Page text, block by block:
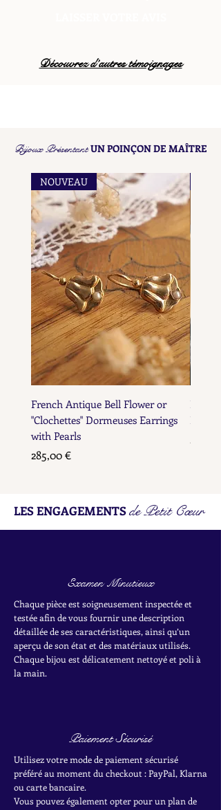
Découvrez d’autres témoignages
Bijoux PrésentantUN POINÇON DE MAÎTRE
NOUVEAU
French Antique Bell Flower or
"Clochettes" Dormeuses Earrings
with Pearls
Prix
285,00 €
LES ENGAGEMENTSde Petit Cœur
Examen Minutieux
Chaque pièce est soigneusement inspectée et
testée afin de vous fournir une description
détaillée de ses caractéristiques, ainsi qu’un
aperçu de son état et des matériaux utilisés.
Chaque bijou est délicatement nettoyé et poli à
la main.
Paiement Sécurisé
Utilisez votre mode de paiement sécurisé
préféré au moment du checkout : PayPal, Klarna
ou carte bancaire.
Vous pouvez également opter pour un plan de